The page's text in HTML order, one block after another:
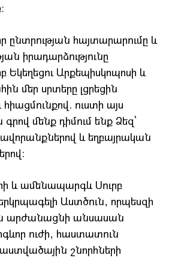
ընտրության հայտարարումը և
իրադարձությունը
Եկեղեցու Արքեպիսկոպոսի և
մեր սրտերը լցրեցին
հիացմունքով. ուստի այս
մենք դիմում ենք Ձեզ՝
և եղբայրական
և ամենապարգև Սուրբ
Աստծուն, որպեսզի
արժանացնի անսասան
ուժի, հաստատուն
շնորհների